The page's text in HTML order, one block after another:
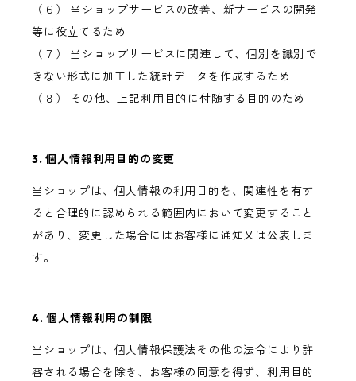
（６） 当ショップサービスの改善、新サービスの開発
等に役立てるため
（７） 当ショップサービスに関連して、個別を識別で
きない形式に加工した統計データを作成するため
（８） その他、上記利用目的に付随する目的のため
3. 個人情報利用目的の変更
当ショップは、個人情報の利用目的を、関連性を有す
ると合理的に認められる範囲内において変更すること
があり、変更した場合にはお客様に通知又は公表しま
す。
4. 個人情報利用の制限
当ショップは、個人情報保護法その他の法令により許
容される場合を除き、お客様の同意を得ず、利用目的